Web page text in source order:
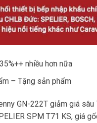
nhiều hơn nữa
– Tặng sản phẩm
GN-222T giảm giá sâu
SPM T71 KS, giá